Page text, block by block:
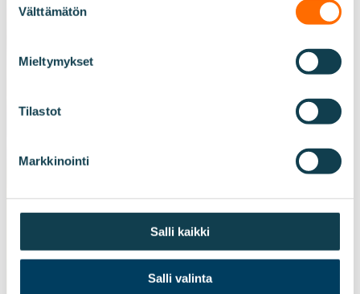
valinta
Välttämätön
Mieltymykset
Tilastot
Markkinointi
Salli kaikki
Salli valinta